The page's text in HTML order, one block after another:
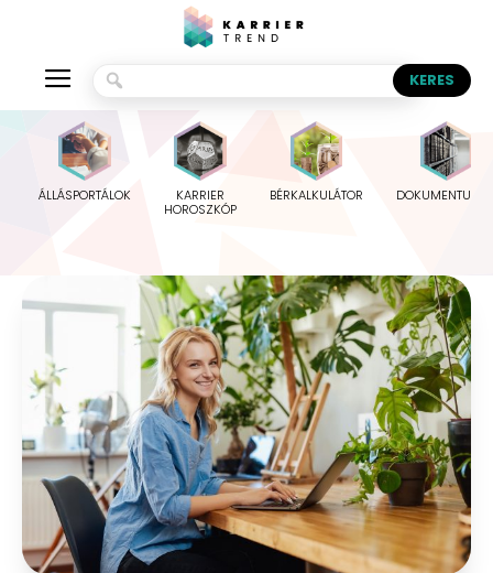
ÁLLÁSPORTÁLOK
KARRIER
HOROSZKÓP
BÉRKALKULÁTOR